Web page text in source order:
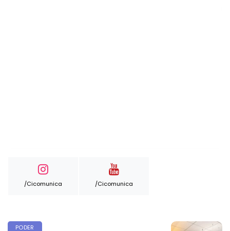
/cicomunica /cicomunica
PODER